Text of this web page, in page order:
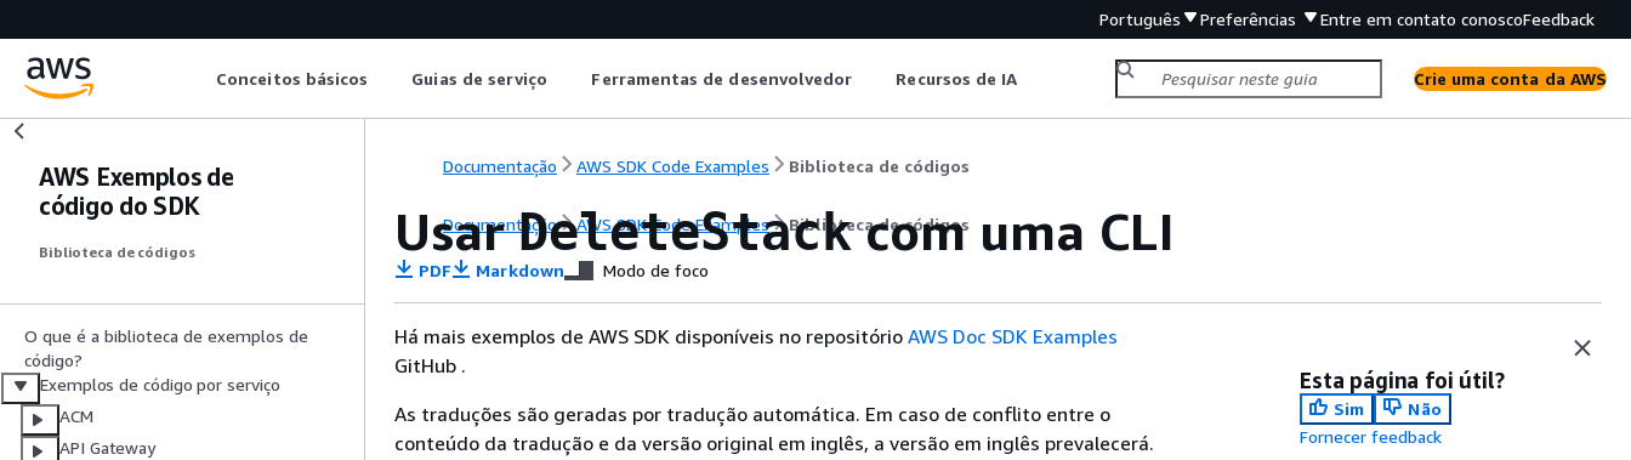
Português Preferências Entre em contato conoscoFeedback
Conceitos básicos Guias de serviço Ferramentas de desenvolvedor Recursos de IA Crie uma conta da AWS
AWS Exemplos de
código do SDK
Biblioteca de códigos
O que é a biblioteca de exemplos de
código?
Exemplos de código por serviço
ACM
API Gateway
Documentação AWS SDK Code Examples Biblioteca de códigos
Documentação AWS SDK Code Examples Biblioteca de códigos
UsarDeleteStackcom uma CLI
PDF Markdown Modo de foco
Há mais exemplos de AWS SDK disponíveis no repositório AWS Doc SDK Examples
GitHub .
As traduções são geradas por tradução automática. Em caso de conflito entre o
conteúdo da tradução e da versão original em inglês, a versão em inglês prevalecerá.
Esta página foi útil?
Sim
Não
Fornecer feedback